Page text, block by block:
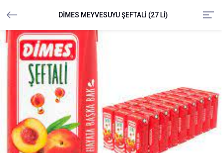
DİMES MEYVESUYU ŞEFTALİ (27 Lİ)